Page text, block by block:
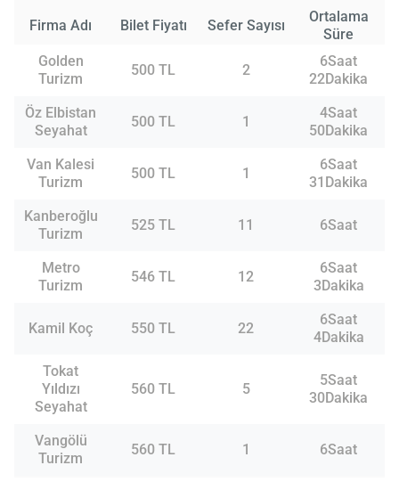
Firma Adı Bilet Fiyatı Sefer Sayısı
Ortalama
Süre
Golden
Turizm
500 TL 2
6Saat
22Dakika
Öz Elbistan
Seyahat
500 TL 1
4Saat
50Dakika
Van Kalesi
Turizm
500 TL 1
6Saat
31Dakika
Kanberoğlu
Turizm
525 TL 11 6Saat
Metro
Turizm
546 TL 12
6Saat
3Dakika
Kamil Koç 550 TL 22
6Saat
4Dakika
Tokat
Yıldızı
Seyahat
560 TL 5
5Saat
30Dakika
Vangölü
Turizm
560 TL 1 6Saat